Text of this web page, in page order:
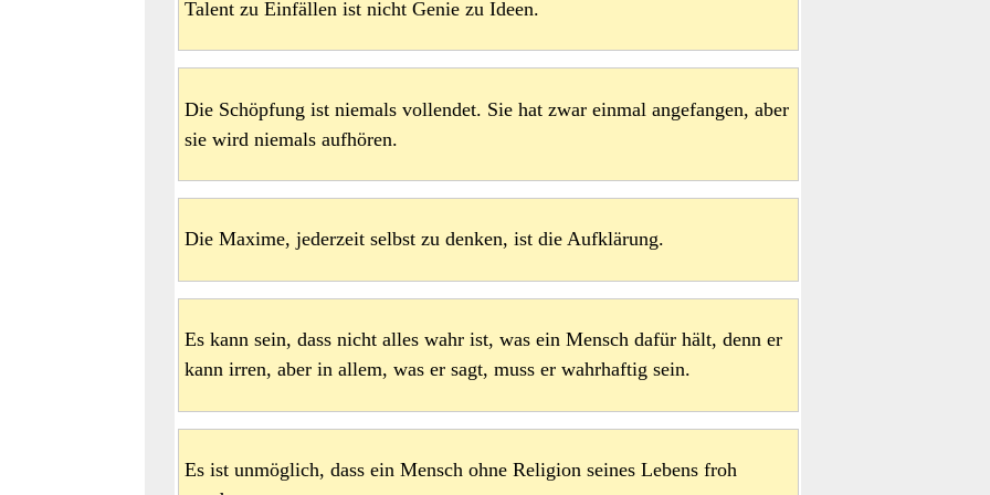
Talent zu Einfällen ist nicht Genie zu Ideen.
Die Schöpfung ist niemals vollendet. Sie hat zwar einmal angefangen, aber
sie wird niemals aufhören.
Die Maxime, jederzeit selbst zu denken, ist die Aufklärung.
Es kann sein, dass nicht alles wahr ist, was ein Mensch dafür hält, denn er
kann irren, aber in allem, was er sagt, muss er wahrhaftig sein.
Es ist unmöglich, dass ein Mensch ohne Religion seines Lebens froh